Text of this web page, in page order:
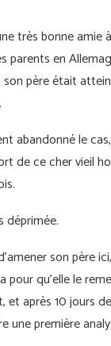
très bonne amie
parents en
son père était
abandonné le
de ce cher vieil
déprimée.
son père
pour qu’elle le
et après 10 jours
une première